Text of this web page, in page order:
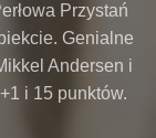
Przystań
Genialne
Andersen i
i 15 punktów.